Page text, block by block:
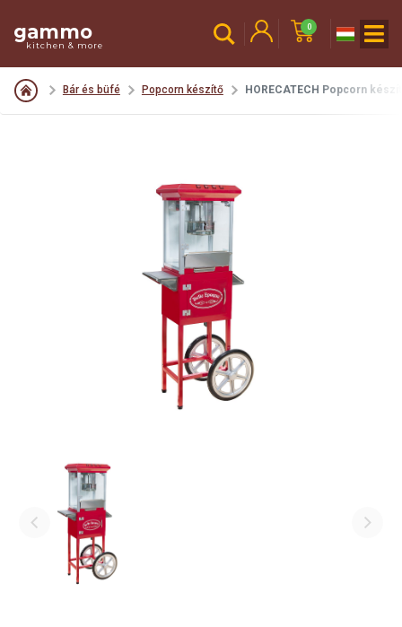
gammo
kitchen & more
0
Bár és büfé Popcorn készítő HORECATECH Popcorn